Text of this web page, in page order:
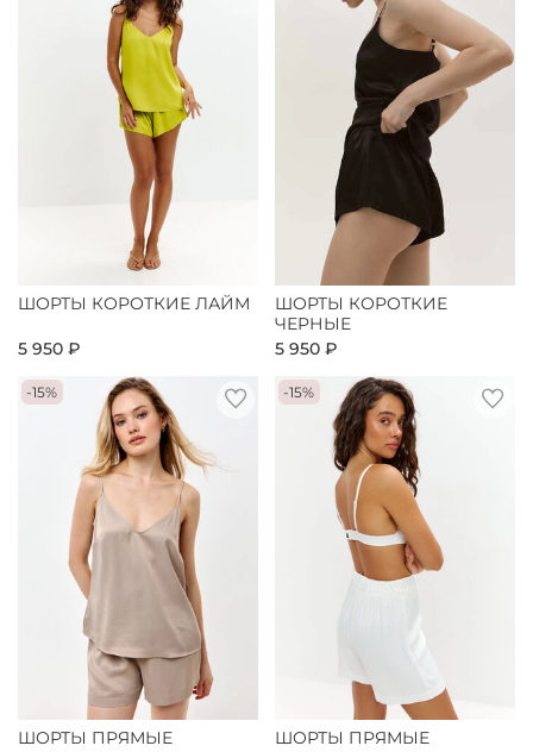
ШОРТЫ КОРОТКИЕ ЛАЙМ
5 950 ₽
ШОРТЫ КОРОТКИЕ
ЧЕРНЫЕ
5 950 ₽
-15%
ШОРТЫ ПРЯМЫЕ
-15%
ШОРТЫ ПРЯМЫЕ